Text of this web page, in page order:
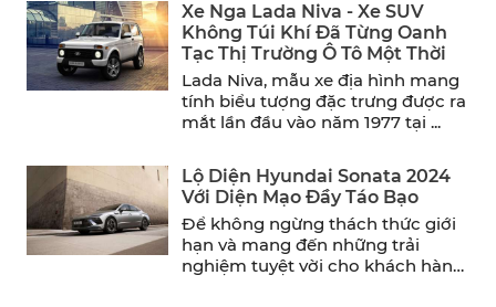
Xe Nga Lada Niva - Xe SUV
Không Túi Khí Đã Từng Oanh
Tạc Thị Trường Ô Tô Một Thời
Lada Niva, mẫu xe địa hình mang
tính biểu tượng đặc trưng được ra
mắt lần đầu vào năm 1977 tại ...
Lộ Diện Hyundai Sonata 2024
Với Diện Mạo Đầy Táo Bạo
Để không ngừng thách thức giới
hạn và mang đến những trải
nghiệm tuyệt vời cho khách hàng,